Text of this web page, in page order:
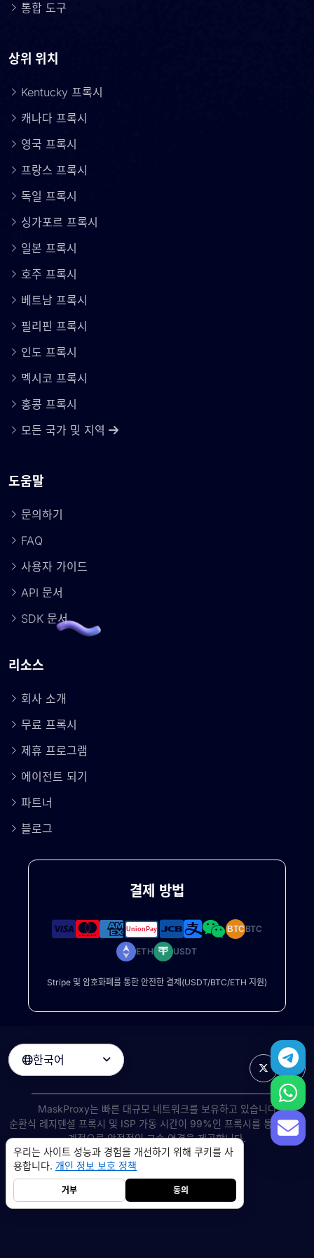
통합 도구
상위 위치
Kentucky 프록시
캐나다 프록시
영국 프록시
프랑스 프록시
독일 프록시
싱가포르 프록시
일본 프록시
호주 프록시
베트남 프록시
필리핀 프록시
인도 프록시
멕시코 프록시
홍콩 프록시
모든 국가 및 지역
도움말
문의하기
FAQ
사용자 가이드
API 문서
SDK 문서
리소스
회사 소개
무료 프록시
제휴 프로그램
에이전트 되기
파트너
블로그
결제 방법
BTCBTC
ETH USDT
Stripe 및 암호화폐를 통한 안전한 결제(USDT/BTC/ETH 지원)
한국어 
MaskProxy는 빠른 대규모 네트워크를 보유하고 있습니다
순환식 레지덴셜 프록시 및 ISP 가동 시간이 99%인 프록시를 통해 전 세
계적으로 안정적인 고속 연결을 제공합니다.
©2026AIWAY LIMITED. 모든 권리 보유.
서비스 약관개인 정보 보호 정책환불 정책쿠키 정책
우리는 사이트 성능과 경험을 개선하기 위해 쿠키를 사
용합니다. 개인 정보 보호 정책
거부 동의